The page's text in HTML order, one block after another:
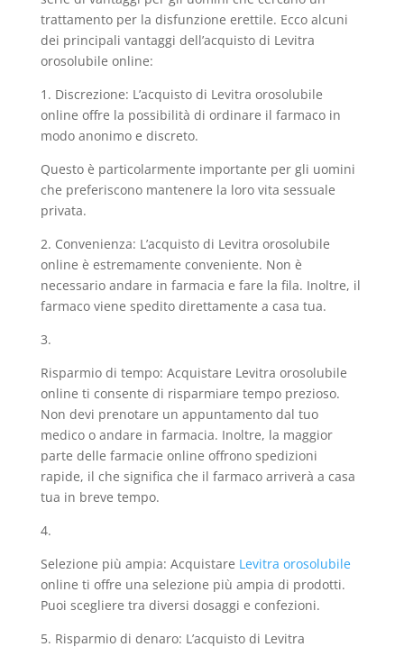
trattamento per la disfunzione erettile. Ecco alcuni
dei principali vantaggi dell’acquisto di Levitra
orosolubile online:
1. Discrezione: L’acquisto di Levitra orosolubile
online offre la possibilità di ordinare il farmaco in
modo anonimo e discreto.
Questo è particolarmente importante per gli uomini
che preferiscono mantenere la loro vita sessuale
privata.
2. Convenienza: L’acquisto di Levitra orosolubile
online è estremamente conveniente. Non è
necessario andare in farmacia e fare la fila. Inoltre, il
farmaco viene spedito direttamente a casa tua.
3.
Risparmio di tempo: Acquistare Levitra orosolubile
online ti consente di risparmiare tempo prezioso.
Non devi prenotare un appuntamento dal tuo
medico o andare in farmacia. Inoltre, la maggior
parte delle farmacie online offrono spedizioni
rapide, il che significa che il farmaco arriverà a casa
tua in breve tempo.
4.
Selezione più ampia: Acquistare Levitra orosolubile
online ti offre una selezione più ampia di prodotti.
Puoi scegliere tra diversi dosaggi e confezioni.
5. Risparmio di denaro: L’acquisto di Levitra